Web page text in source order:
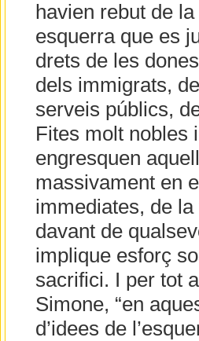
havien rebut de
esquerra que es
drets de les
dels immigrats,
serveis públics,
Fites molt nobles
engresquen
massivament en
immediates, de
davant de
implique esforç
sacrifici. I per tot
Simone, “en
d’idees de